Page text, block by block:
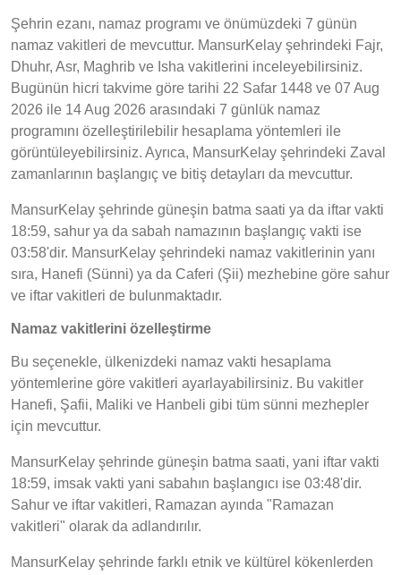
Şehrin ezanı, namaz programı ve önümüzdeki 7 günün
namaz vakitleri de mevcuttur. MansurKelay şehrindeki Fajr,
Dhuhr, Asr, Maghrib ve Isha vakitlerini inceleyebilirsiniz.
Bugünün hicri takvime göre tarihi 22 Safar 1448 ve 07 Aug
2026 ile 14 Aug 2026 arasındaki 7 günlük namaz
programını özelleştirilebilir hesaplama yöntemleri ile
görüntüleyebilirsiniz. Ayrıca, MansurKelay şehrindeki Zaval
zamanlarının başlangıç ve bitiş detayları da mevcuttur.
MansurKelay şehrinde güneşin batma saati ya da iftar vakti
18:59, sahur ya da sabah namazının başlangıç vakti ise
03:58'dir. MansurKelay şehrindeki namaz vakitlerinin yanı
sıra, Hanefi (Sünni) ya da Caferi (Şii) mezhebine göre sahur
ve iftar vakitleri de bulunmaktadır.
Namaz vakitlerini özelleştirme
Bu seçenekle, ülkenizdeki namaz vakti hesaplama
yöntemlerine göre vakitleri ayarlayabilirsiniz. Bu vakitler
Hanefi, Şafii, Maliki ve Hanbeli gibi tüm sünni mezhepler
için mevcuttur.
MansurKelay şehrinde güneşin batma saati, yani iftar vakti
18:59, imsak vakti yani sabahın başlangıcı ise 03:48'dir.
Sahur ve iftar vakitleri, Ramazan ayında "Ramazan
vakitleri" olarak da adlandırılır.
MansurKelay şehrinde farklı etnik ve kültürel kökenlerden